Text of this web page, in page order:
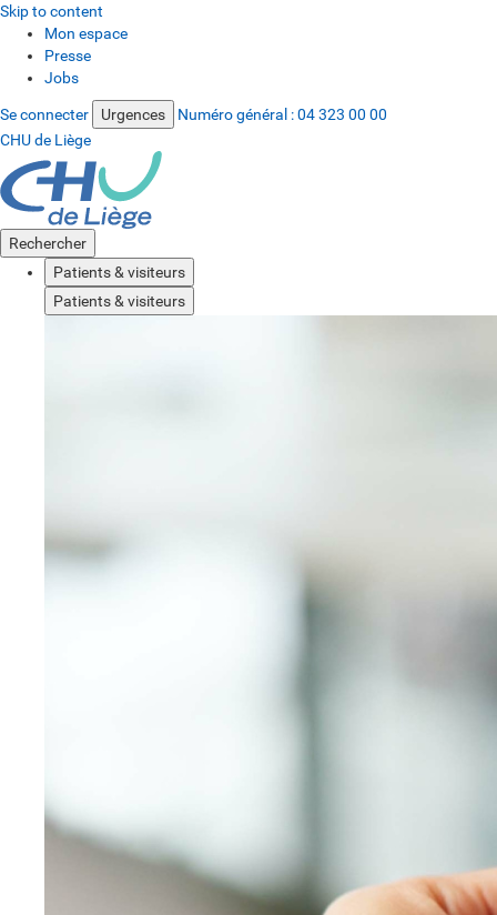
Skip to content
Mon espace
Presse
Jobs
Se connecter Urgences Numéro général :04 323 00 00
CHU de Liège
Rechercher
Patients & visiteurs
Patients & visiteurs